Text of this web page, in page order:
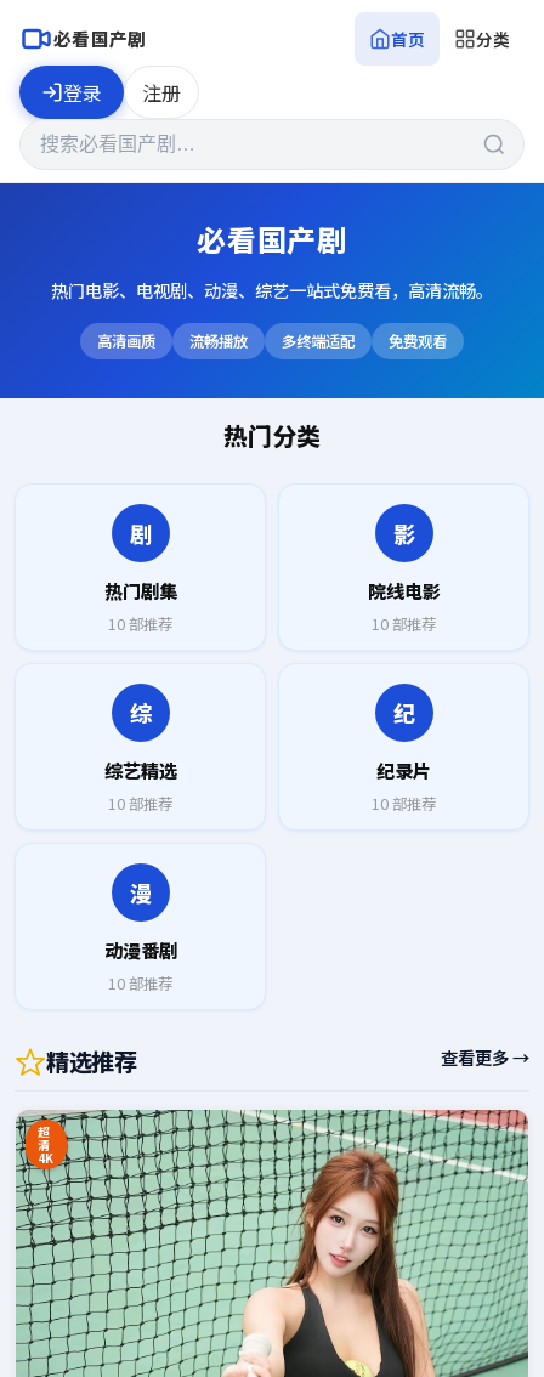
必看国产剧 首页 分类
登录 注册
必看国产剧
热门电影、电视剧、动漫、综艺一站式免费看，高清流畅。
高清画质 流畅播放 多终端适配 免费观看
热门分类
剧
热门剧集
10部推荐
影
院线电影
10部推荐
综
综艺精选
10部推荐
纪
纪录片
10部推荐
漫
动漫番剧
10部推荐
精选推荐 查看更多 →
超
清
4K